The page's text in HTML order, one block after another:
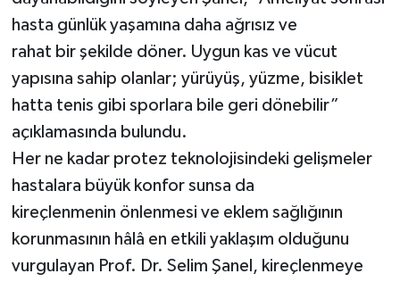
hasta günlük yaşamına daha ağrısız ve
rahat bir şekilde döner. Uygun kas ve vücut
yapısına sahip olanlar; yürüyüş, yüzme, bisiklet
hatta tenis gibi sporlara bile geri dönebilir”
açıklamasında bulundu.
Her ne kadar protez teknolojisindeki gelişmeler
hastalara büyük konfor sunsa da
kireçlenmenin önlenmesi ve eklem sağlığının
korunmasının hâlâ en etkili yaklaşım olduğunu
vurgulayan Prof. Dr. Selim Şanel, kireçlenmeye